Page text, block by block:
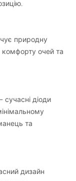
природну
очей та
– сучасні діоди
та
дизайн